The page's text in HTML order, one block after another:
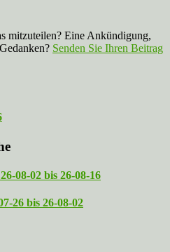
mitzuteilen? Eine Ankündigung,
Senden Sie Ihren Beitrag
08-02 bis 26-08-16
26 bis 26-08-02